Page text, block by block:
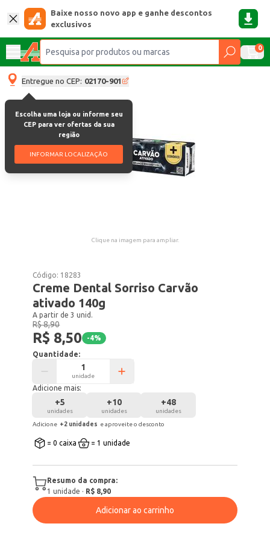
Baixe nosso novo app e ganhe descontos
exclusivos
0
Entregue no CEP: 02170-901
Escolha uma loja ou informe seu
CEP para ver ofertas da sua
região
INFORMAR LOCALIZAÇÃO
Clique na imagem para ampliar.
Código: 18283
Creme Dental Sorriso Carvão
ativado 140g
A partir de 3 unid.
R$ 8,90
R$ 8,50 -4%
Quantidade:
unidade
Adicione mais:
+5
unidades
+10
unidades
+48
unidades
Adicione +2 unidades e aproveite o desconto
= 0 caixa = 1 unidade
Resumo da compra:
1 unidade · R$ 8,90
Adicionar ao carrinho